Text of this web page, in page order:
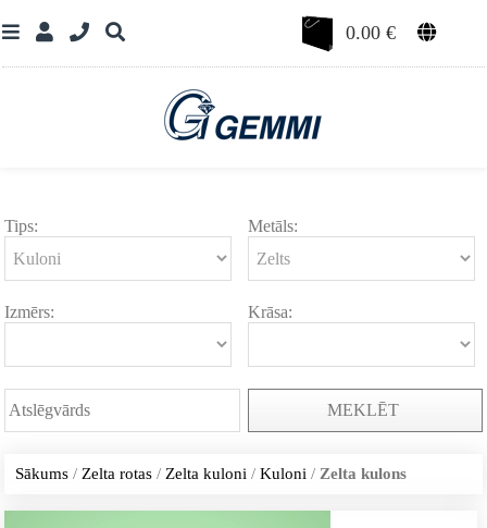
0.00€
Tips: Metāls:
Izmērs: Krāsa:
MEKLĒT
Sākums / Zelta rotas / Zelta kuloni /Kuloni / Zelta kulons